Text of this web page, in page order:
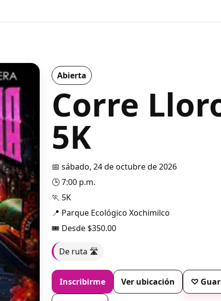
Abierta
Corre
5K
📅 sábado, 24 de octubre de 2026
🕒 7:00 p.m.
🏃 5K
📍 Parque Ecológico Xochimilco
🎟️ Desde $350.00
De ruta 🛣️
Inscribirme Ver ubicación ♡